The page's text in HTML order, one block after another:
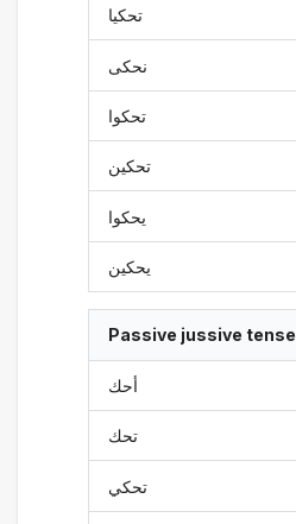
تحكيا
نحكى
تحكوا
تحكين
يحكوا
يحكين
Passive jussive tense
أحك
تحك
تحكي